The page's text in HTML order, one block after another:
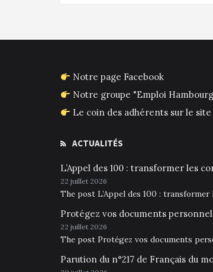
Notre page Facebook
Notre groupe "Emploi
Le coin des adhérents sur le
ACTUALITÉS
L’Appel des 100 : transformer les
22 juillet 2026
The post L’Appel des 100 :
Protégez vos documents
22 juillet 2026
The post Protégez vos documents
Parution du n°217 de Français du